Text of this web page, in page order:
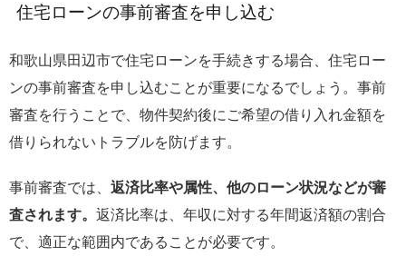
住宅ローンの事前審査を申し込む
和歌山県田辺市で住宅ローンを手続きする場合、住宅ロー
ンの事前審査を申し込むことが重要になるでしょう。事前
審査を行うことで、物件契約後にご希望の借り入れ金額を
借りられないトラブルを防げます。
事前審査では、 返済比率や属性、他のローン状況などが審
査されます。 返済比率は、年収に対する年間返済額の割合
で、適正な範囲内であることが必要です。